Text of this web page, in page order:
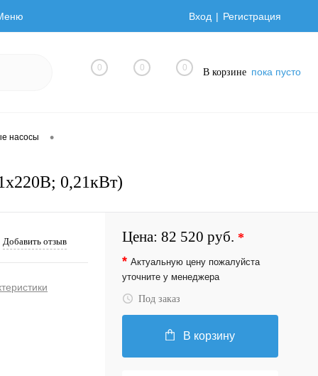
Вход Регистрация
0 0 0 В корзине пока пусто
насосы •
0,21кВт)
Добавить отзыв Цена: 82 520 руб. *
* Актуальную цену пожалуйста
уточните у менеджера
Под заказ
В корзину